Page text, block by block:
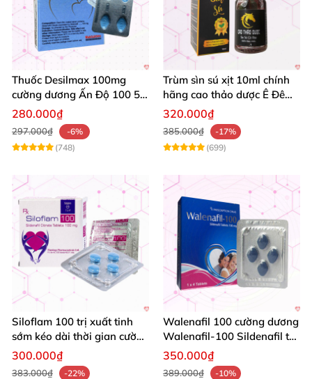
Thuốc Desilmax 100mg
cường dương Ấn Độ 100 50
mg tăng sinh lý tốt nhất
280.000₫
297.000₫
-6%
(748)
Trùm sìn sú xịt 10ml chính
hãng cao thảo dược Ê Đê
kéo dài QT
320.000₫
385.000₫
-17%
(699)
Siloflam 100 trị xuất tinh
sớm kéo dài thời gian cường
dương Nam giới
300.000₫
383.000₫
-22%
Walenafil 100 cường dương
Walenafil-100 Sildenafil trị
xuất tinh sớm tăng sinh lý
kéo dài thời gian
350.000₫
389.000₫
-10%